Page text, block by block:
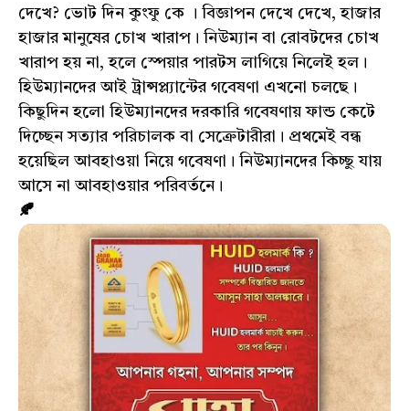
দেখে? ভোট দিন কুংফু কে । বিজ্ঞাপন দেখে দেখে, হাজার
হাজার মানুষের চোখ খারাপ। নিউম্যান বা রোবটদের চোখ
খারাপ হয় না, হলে স্পেয়ার পারটস লাগিয়ে নিলেই হল।
হিউম্যানদের আই ট্রান্সপ্ল্যান্টের গবেষণা এখনো চলছে।
কিছুদিন হলো হিউম্যানদের দরকারি গবেষণায় ফান্ড কেটে
দিচ্ছেন সত্যার পরিচালক বা সেক্রেটারীরা। প্রথমেই বন্ধ
হয়েছিল আবহাওয়া নিয়ে গবেষণা। নিউম্যানদের কিচ্ছু যায়
আসে না আবহাওয়ার পরিবর্তনে।
🍂